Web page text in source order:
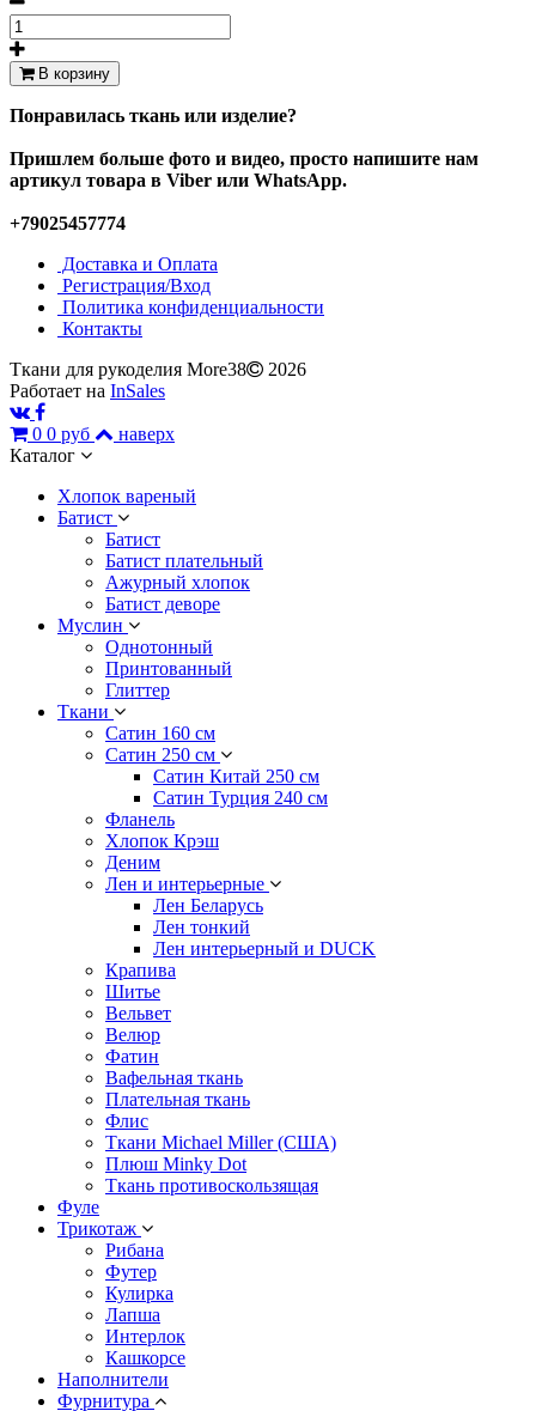
В корзину
Понравилась ткань или изделие?
Пришлем больше фото и видео, просто напишите нам
артикул товара в Viber или WhatsApp.
+79025457774
Доставка и Оплата
Регистрация/Вход
Политика конфиденциальности
Контакты
Ткани для рукоделия More38
2026
Работает на InSales
0 0 руб
наверх
Каталог
Хлопок вареный
Батист
Батист
Батист плательный
Ажурный хлопок
Батист деворе
Муслин
Однотонный
Принтованный
Глиттер
Ткани
Сатин 160 см
Сатин 250 см
Сатин Китай 250 см
Сатин Турция 240 см
Фланель
Хлопок Крэш
Деним
Лен и интерьерные
Лен Беларусь
Лен тонкий
Лен интерьерный и DUCK
Крапива
Шитье
Вельвет
Велюр
Фатин
Вафельная ткань
Плательная ткань
Флис
Ткани Michael Miller (США)
Плюш Minky Dot
Ткань противоскользящая
Фуле
Трикотаж
Рибана
Футер
Кулирка
Лапша
Интерлок
Кашкорсе
Наполнители
Фурнитура